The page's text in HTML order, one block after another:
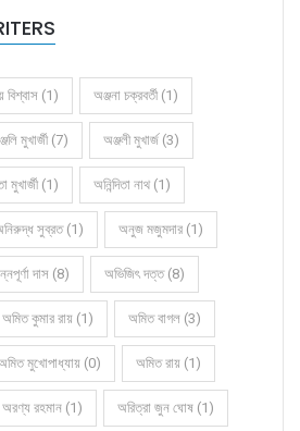
(1) অঞ্জনা চক্রবর্তী (1)
মুখার্জী (7) অঞ্জলী মুখার্জ (3)
মুখার্জী (1) অনিন্দিতা নাথ (1)
সুব্রত (1) অনুজ মজুমদার (1)
দাস (8) অভিজিৎ দত্ত (8)
অমিত কুমার রায় (1) অমিত বাগল (3)
মুখোপাধ্যায় (0) অমিত রায় (1)
অরণ্য রহমান (1) অরিত্রা জুন ঘোষ (1)